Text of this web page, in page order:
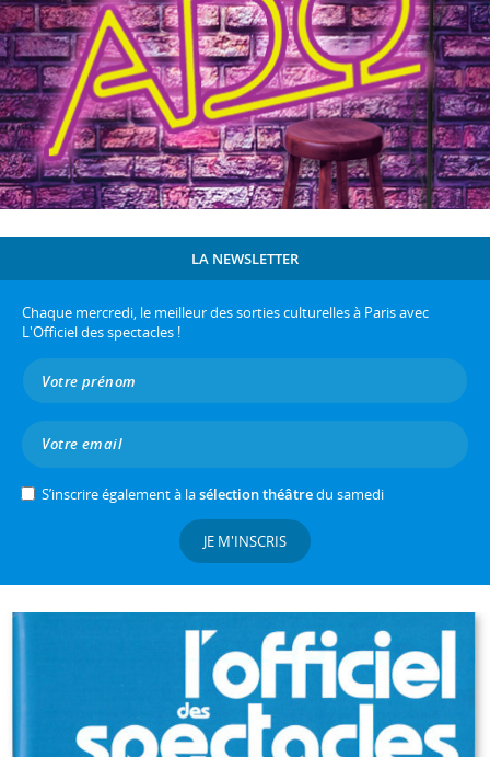
LA NEWSLETTER
Chaque mercredi, le meilleur des sorties culturelles à Paris avec
L'Officiel des spectacles !
S’inscrire également à lasélection théâtredu samedi
JE M'INSCRIS